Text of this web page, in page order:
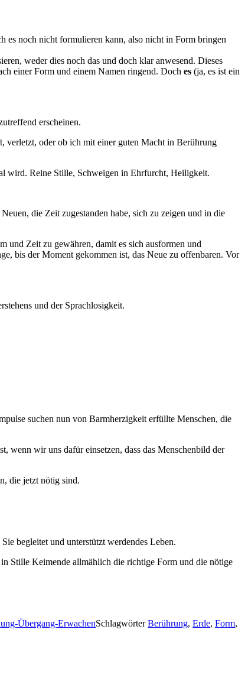
es noch nicht formulieren kann, also nicht in Form bringen
weder dies noch das und doch klar anwesend. Dieses
einer Form und einem Namen ringend. Doch es (ja, es ist ein
erscheinen.
verletzt, oder ob ich mit einer guten Macht in Berührung
wird. Reine Stille, Schweigen in Ehrfurcht, Heiligkeit.
die Zeit zugestanden habe, sich zu zeigen und in die
und Zeit zu gewähren, damit es sich ausformen und
bis der Moment gekommen ist, das Neue zu offenbaren. Vor
und der Sprachlosigkeit.
suchen nun von Barmherzigkeit erfüllte Menschen, die
wir uns dafür einsetzen, dass das Menschenbild der
die jetzt nötig sind.
begleitet und unterstützt werdendes Leben.
Stille Keimende allmählich die richtige Form und die nötige
Übergang-ErwachenSchlagwörterBerührung, Erde, Form,